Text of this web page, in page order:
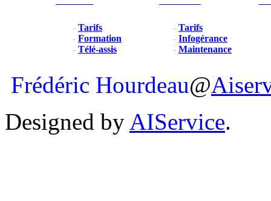
- Tarifs
- Formation
- Télé-assis
- Tarifs
- Infogérance
- Maintenance
Frédéric Hourdeau@
Designed by AIService.